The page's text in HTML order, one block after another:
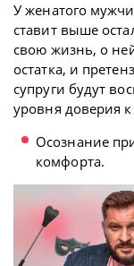
У женатого
ставит выше
свою жизнь, о
остатка, и
супруги будут
уровня доверия
Осознание
комфорта.